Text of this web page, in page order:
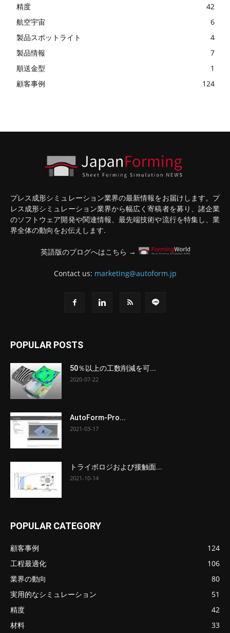
精度
42
航空宇宙
6
製品スポットライト
4
製品情報
7
順送金型
1
顧客事例
124
プレス成形シミュレーション業界の最新情報をお届けします。プ
レス成形シミュレーション業界から幅広く寄稿者を募り、諸企業
のソフトウェア開発や関連情報、最先端技術や流行を特集し、業
界全体の動向をお伝えします.
英語版のブログへはこちら →
Contact us: marketing@autoform.jp
POPULAR POSTS
50％以上の工数削減を可...
2020-07-22
AutoForm-Pro...
2021-03-17
トライボロジおよび接触面...
2021-10-14
POPULAR CATEGORY
顧客事例
124
工程最適化
106
業界の動向
80
実用的なシミュレーション
51
精度
42
材料
33